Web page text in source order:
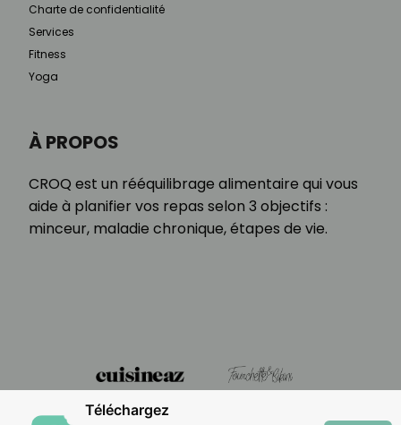
À PROPOS
CROQ est un rééquilibrage alimentaire qui vous
aide à planifier vos repas selon 3 objectifs :
minceur, maladie chronique, étapes de vie.
Charte de confidentialité
Services
Fitness
Yoga
Téléchargez